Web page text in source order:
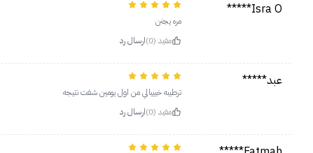
Isra O*****
مره يجنن
مفيد (0)
ارسال رد
عبد*****
ترطيبه خيييالي من اول يومين شفت نتيجه
مفيد (0)
ارسال رد